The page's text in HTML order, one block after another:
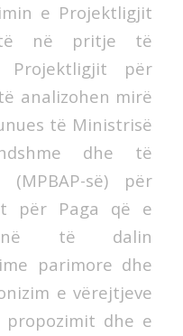
e Projektligjit
në pritje të
Projektligjit për
analizohen mirë
të Ministrisë
dhe të
së) për
për Paga që e
në të dalin
parimore dhe
e vërejtjeve
propozimit dhe e